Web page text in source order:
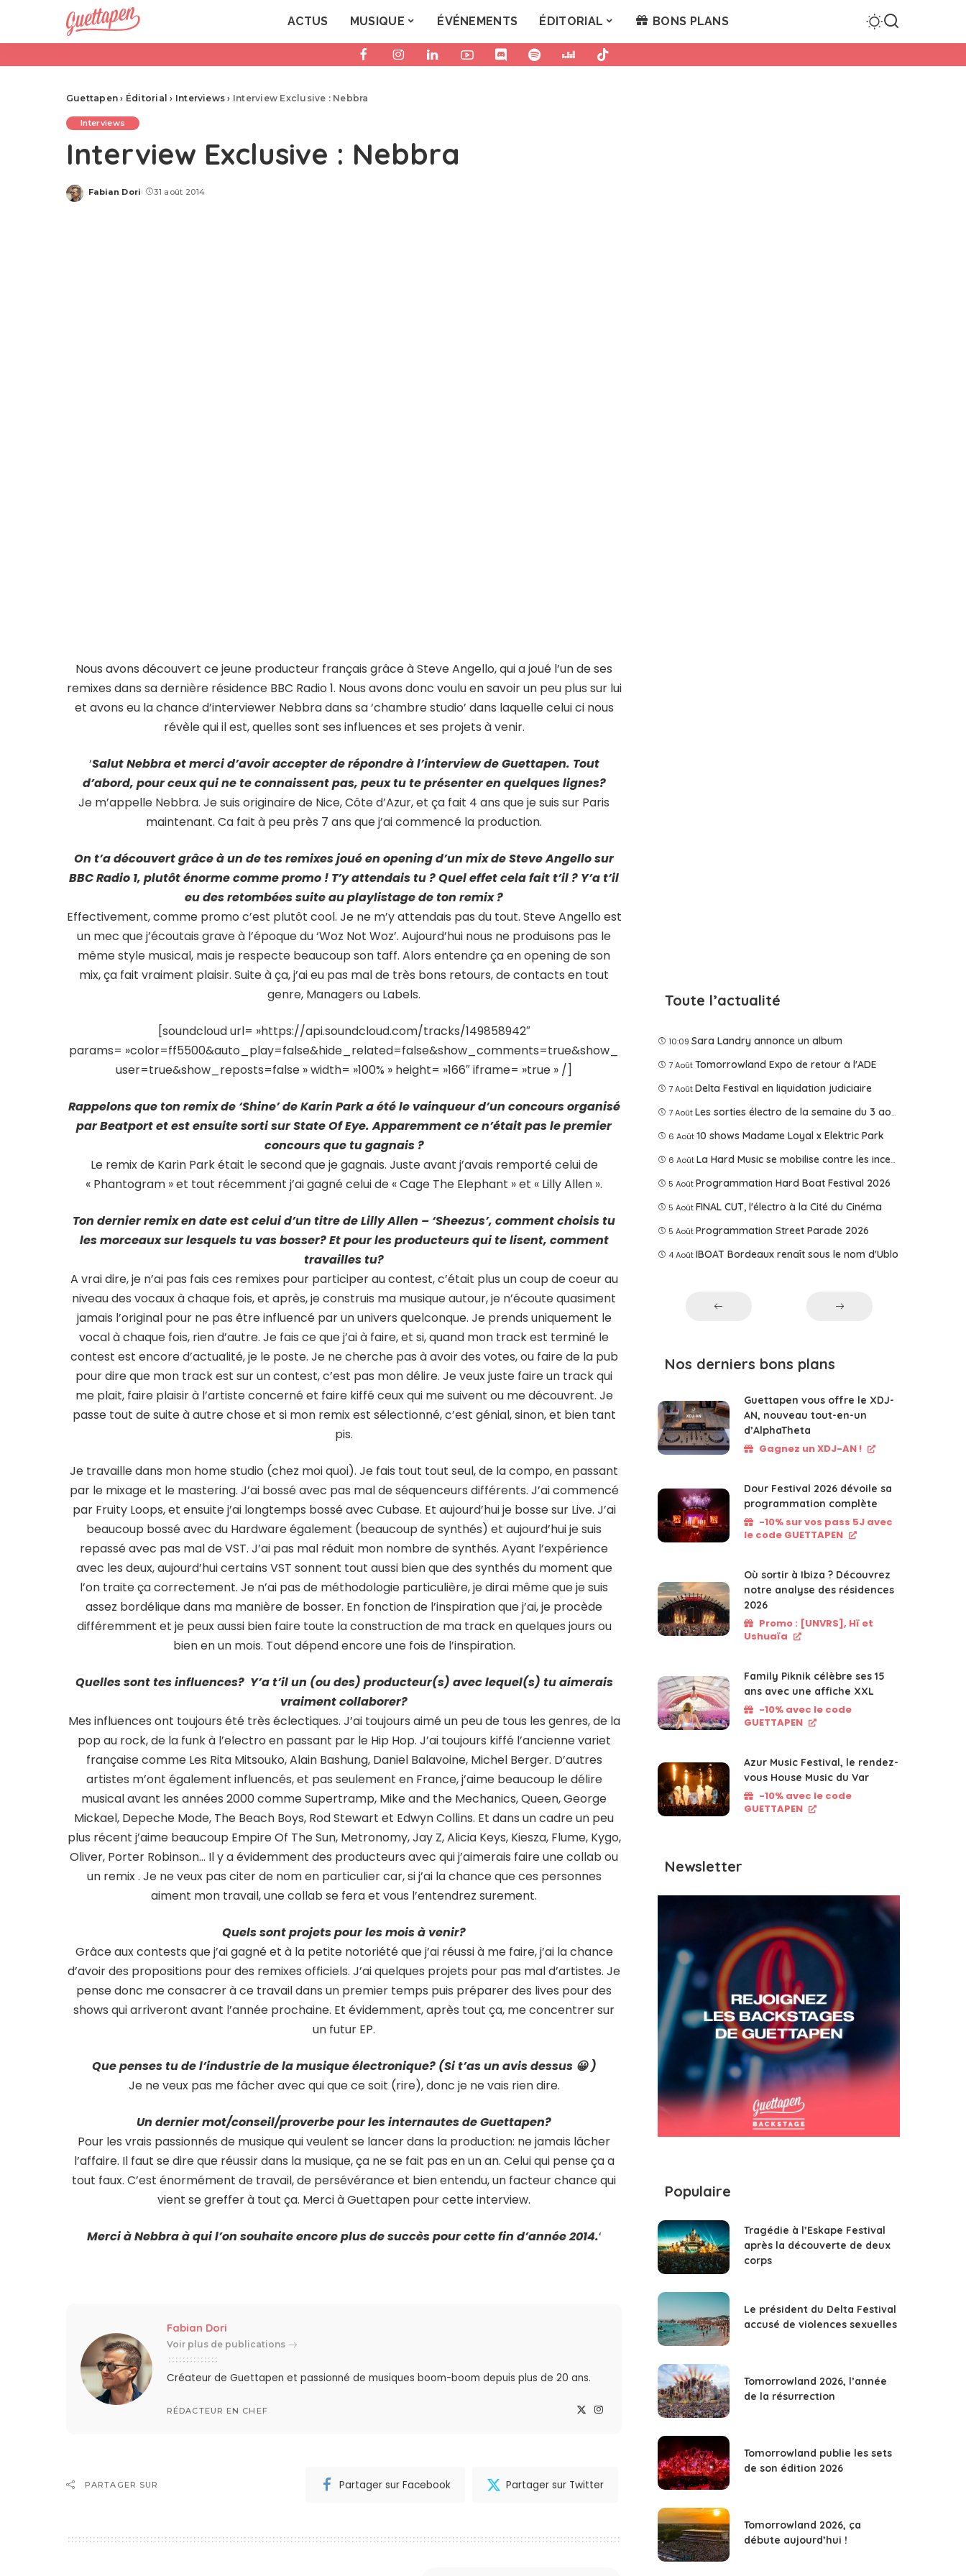
ACTUS MUSIQUE ÉVÉNEMENTS ÉDITORIAL BONS PLANS
Guettapen › Éditorial › Interviews › Interview Exclusive : Nebbra
Interviews
Interview Exclusive : Nebbra
Posted
Fabian Dori 31 août 2014
Nous avons découvert ce jeune producteur français grâce à Steve Angello, qui a joué l’un de ses
remixes dans sa dernière résidence BBC Radio 1. Nous avons donc voulu en savoir un peu plus sur lui
et avons eu la chance d’interviewer Nebbra dans sa ‘chambre studio’ dans laquelle celui ci nous
révèle qui il est, quelles sont ses influences et ses projets à venir.
‘Salut Nebbra et merci d’avoir accepter de répondre à l’interview de Guettapen. Tout
d’abord, pour ceux qui ne te connaissent pas, peux tu te présenter en quelques lignes?
Je m’appelle Nebbra. Je suis originaire de Nice, Côte d’Azur, et ça fait 4 ans que je suis sur Paris
maintenant. Ca fait à peu près 7 ans que j’ai commencé la production.
On t’a découvert grâce à un de tes remixes joué en opening d’un mix de Steve Angello sur
BBC Radio 1, plutôt énorme comme promo ! T’y attendais tu ? Quel effet cela fait t’il ? Y’a t’il
eu des retombées suite au playlistage de ton remix ?
Effectivement, comme promo c’est plutôt cool. Je ne m’y attendais pas du tout. Steve Angello est
un mec que j’écoutais grave à l’époque du ‘Woz Not Woz’. Aujourd’hui nous ne produisons pas le
même style musical, mais je respecte beaucoup son taff. Alors entendre ça en opening de son
mix, ça fait vraiment plaisir. Suite à ça, j’ai eu pas mal de très bons retours, de contacts en tout
genre, Managers ou Labels.
[soundcloud url= »https://api.soundcloud.com/tracks/149858942″
params= »color=ff5500&auto_play=false&hide_related=false&show_comments=true&show_
user=true&show_reposts=false » width= »100% » height= »166″ iframe= »true » /]
Rappelons que ton remix de ‘Shine’ de Karin Park a été le vainqueur d’un concours organisé
par Beatport et est ensuite sorti sur State Of Eye. Apparemment ce n’était pas le premier
concours que tu gagnais ?
Le remix de Karin Park était le second que je gagnais. Juste avant j’avais remporté celui de
« Phantogram » et tout récemment j’ai gagné celui de « Cage The Elephant » et « Lilly Allen ».
Ton dernier remix en date est celui d’un titre de Lilly Allen – ‘Sheezus’, comment choisis tu
les morceaux sur lesquels tu vas bosser? Et pour les producteurs qui te lisent, comment
travailles tu?
A vrai dire, je n’ai pas fais ces remixes pour participer au contest, c’était plus un coup de coeur au
niveau des vocaux à chaque fois, et après, je construis ma musique autour, je n’écoute quasiment
jamais l’original pour ne pas être influencé par un univers quelconque. Je prends uniquement le
vocal à chaque fois, rien d’autre. Je fais ce que j’ai à faire, et si, quand mon track est terminé le
contest est encore d’actualité, je le poste. Je ne cherche pas à avoir des votes, ou faire de la pub
pour dire que mon track est sur un contest, c’est pas mon délire. Je veux juste faire un track qui
me plait, faire plaisir à l’artiste concerné et faire kiffé ceux qui me suivent ou me découvrent. Je
passe tout de suite à autre chose et si mon remix est sélectionné, c’est génial, sinon, et bien tant
pis.
Je travaille dans mon home studio (chez moi quoi). Je fais tout tout seul, de la compo, en passant
par le mixage et le mastering. J’ai bossé avec pas mal de séquenceurs différents. J’ai commencé
par Fruity Loops, et ensuite j’ai longtemps bossé avec Cubase. Et aujourd’hui je bosse sur Live. J’ai
beaucoup bossé avec du Hardware également (beaucoup de synthés) et aujourd’hui je suis
repassé avec pas mal de VST. J’ai pas mal réduit mon nombre de synthés. Ayant l’expérience
avec les deux, aujourd’hui certains VST sonnent tout aussi bien que des synthés du moment que
l’on traite ça correctement. Je n’ai pas de méthodologie particulière, je dirai même que je suis
assez bordélique dans ma manière de bosser. En fonction de l’inspiration que j’ai, je procède
différemment et je peux aussi bien faire toute la construction de ma track en quelques jours ou
bien en un mois. Tout dépend encore une fois de l’inspiration.
Quelles sont tes influences? Y’a t’il un (ou des) producteur(s) avec lequel(s) tu aimerais
vraiment collaborer?
Mes influences ont toujours été très éclectiques. J’ai toujours aimé un peu de tous les genres, de la
pop au rock, de la funk à l’electro en passant par le Hip Hop. J’ai toujours kiffé l’ancienne variet
française comme Les Rita Mitsouko, Alain Bashung, Daniel Balavoine, Michel Berger. D’autres
artistes m’ont également influencés, et pas seulement en France, j’aime beaucoup le délire
musical avant les années 2000 comme Supertramp, Mike and the Mechanics, Queen, George
Mickael, Depeche Mode, The Beach Boys, Rod Stewart et Edwyn Collins. Et dans un cadre un peu
plus récent j’aime beaucoup Empire Of The Sun, Metronomy, Jay Z, Alicia Keys, Kiesza, Flume, Kygo,
Oliver, Porter Robinson… Il y a évidemment des producteurs avec qui j’aimerais faire une collab ou
un remix . Je ne veux pas citer de nom en particulier car, si j’ai la chance que ces personnes
aiment mon travail, une collab se fera et vous l’entendrez surement.
Quels sont projets pour les mois à venir?
Grâce aux contests que j’ai gagné et à la petite notoriété que j’ai réussi à me faire, j’ai la chance
d’avoir des propositions pour des remixes officiels. J’ai quelques projets pour pas mal d’artistes. Je
pense donc me consacrer à ce travail dans un premier temps puis préparer des lives pour des
shows qui arriveront avant l’année prochaine. Et évidemment, après tout ça, me concentrer sur
un futur EP.
Que penses tu de l’industrie de la musique électronique? (Si t’as un avis dessus 😀 )
Je ne veux pas me fâcher avec qui que ce soit (rire), donc je ne vais rien dire.
Un dernier mot/conseil/proverbe pour les internautes de Guettapen?
Pour les vrais passionnés de musique qui veulent se lancer dans la production: ne jamais lâcher
l’affaire. Il faut se dire que réussir dans la musique, ça ne se fait pas en un an. Celui qui pense ça a
tout faux. C’est énormément de travail, de persévérance et bien entendu, un facteur chance qui
vient se greffer à tout ça. Merci à Guettapen pour cette interview.
Merci à Nebbra à qui l’on souhaite encore plus de succès pour cette fin d’année 2014.‘
Fabian Dori
Voir plus de publications
Créateur de Guettapen et passionné de musiques boom-boom depuis plus de 20 ans.
RÉDACTEUR EN CHEF
PARTAGER SUR Partager sur Facebook Partager sur Twitter
Toute l’actualité
10:09 Sara Landry annonce un album
7 Août Tomorrowland Expo de retour à l'ADE
7 Août Delta Festival en liquidation judiciaire
7 Août Les sorties électro de la semaine du 3 août 2026
6 Août 10 shows Madame Loyal x Elektric Park
6 Août La Hard Music se mobilise contre les incendies
5 Août Programmation Hard Boat Festival 2026
5 Août FINAL CUT, l'électro à la Cité du Cinéma
5 Août Programmation Street Parade 2026
4 Août IBOAT Bordeaux renaît sous le nom d'Ublo
Nos derniers bons plans
Guettapen vous offre le XDJ-
AN, nouveau tout-en-un
d’AlphaTheta
Gagnez un XDJ-AN !
Dour Festival 2026 dévoile sa
programmation complète
-10% sur vos pass 5J avec
le code GUETTAPEN
Où sortir à Ibiza ? Découvrez
notre analyse des résidences
2026
Promo : [UNVRS], Hï et
Ushuaïa
Family Piknik célèbre ses 15
ans avec une affiche XXL
-10% avec le code
GUETTAPEN
Azur Music Festival, le rendez-
vous House Music du Var
-10% avec le code
GUETTAPEN
Newsletter
Populaire
Tragédie à l’Eskape Festival
après la découverte de deux
corps
Le président du Delta Festival
accusé de violences sexuelles
Tomorrowland 2026, l’année
de la résurrection
Tomorrowland publie les sets
de son édition 2026
Tomorrowland 2026, ça
débute aujourd’hui !